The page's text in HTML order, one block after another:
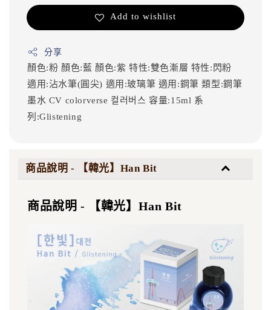
Add to wishlist
分享
顏色:粉 顏色:藍 顏色:紫 特性:雙色漸層 特性:閃粉
適用:沾水筆(圓尖) 適用:玻璃筆 適用:鋼筆類型:鋼筆
墨水 CV colorverse 컬러버스 容量:15ml 系
列:Glistening
商品說明 - 【韓光】Han Bit
商品說明 - 【韓光】Han Bit